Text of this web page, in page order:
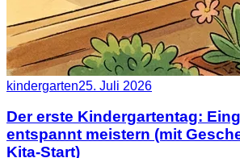
kindergarten25. Juli 2026
Der erste Kindergartentag:
entspannt meistern (mit
Kita-Start)